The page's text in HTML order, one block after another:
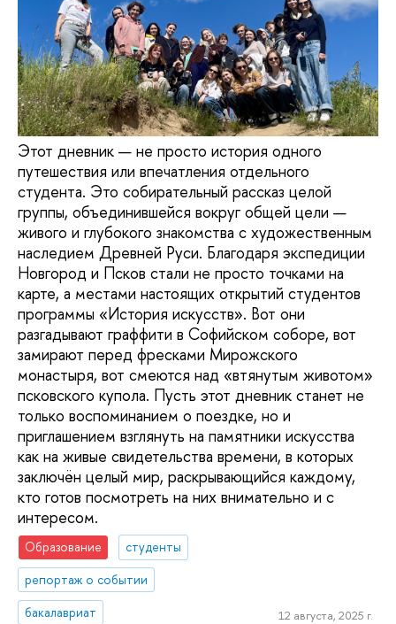
Этот дневник — не просто история одного
путешествия или впечатления отдельного
студента. Это собирательный рассказ целой
группы, объединившейся вокруг общей цели —
живого и глубокого знакомства с художественным
наследием Древней Руси. Благодаря экспедиции
Новгород и Псков стали не просто точками на
карте, а местами настоящих открытий студентов
программы «История искусств». Вот они
разгадывают граффити в Софийском соборе, вот
замирают перед фресками Мирожского
монастыря, вот смеются над «втянутым животом»
псковского купола. Пусть этот дневник станет не
только воспоминанием о поездке, но и
приглашением взглянуть на памятники искусства
как на живые свидетельства времени, в которых
заключён целый мир, раскрывающийся каждому,
кто готов посмотреть на них внимательно и с
интересом.
Образование
студенты
репортаж о событии
бакалавриат
12 августа, 2025 г.